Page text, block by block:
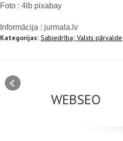
Foto : 4lb pixabay
Informācija : jurmala.lv
Kategorijas: Sabiedrība; Valsts
WEBSEO